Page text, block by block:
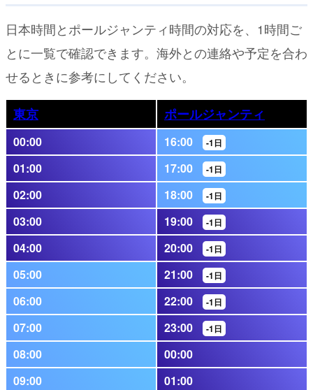
日本時間とポールジャンティ時間の対応を、1時間ご
とに一覧で確認できます。海外との連絡や予定を合わ
せるときに参考にしてください。
東京 ポールジャンティ
00:00 16:00 -1日
01:00 17:00 -1日
02:00 18:00 -1日
03:00 19:00 -1日
04:00 20:00 -1日
05:00 21:00 -1日
06:00 22:00 -1日
07:00 23:00 -1日
08:00
00:00
09:00
01:00